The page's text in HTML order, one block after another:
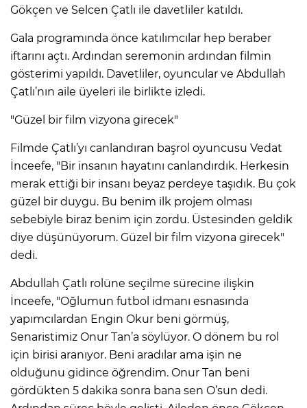
Gökçen ve Selcen Çatlı ile davetliler katıldı.
Gala programında önce katılımcılar hep beraber
iftarını açtı. Ardından seremonin ardından filmin
gösterimi yapıldı. Davetliler, oyuncular ve Abdullah
Çatlı’nın aile üyeleri ile birlikte izledi.
"Güzel bir film vizyona girecek"
Filmde Çatlı’yı canlandıran başrol oyuncusu Vedat
İnceefe, "Bir insanın hayatını canlandırdık. Herkesin
merak ettiği bir insanı beyaz perdeye taşıdık. Bu çok
güzel bir duygu. Bu benim ilk projem olması
sebebiyle biraz benim için zordu. Üstesinden geldik
diye düşünüyorum. Güzel bir film vizyona girecek"
dedi.
Abdullah Çatlı rolüne seçilme sürecine ilişkin
İnceefe, "Oğlumun futbol idmanı esnasında
yapımcılardan Engin Okur beni görmüş,
Senaristimiz Onur Tan’a söylüyor. O dönem bu rol
için birisi aranıyor. Beni aradılar ama işin ne
olduğunu gidince öğrendim. Onur Tan beni
gördükten 5 dakika sonra bana sen O’sun dedi.